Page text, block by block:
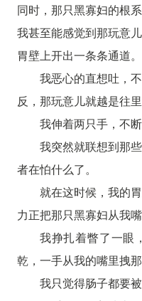
同时，那只黑寡妇的根
我甚至能感觉到那玩意
胃壁上开出一条条通道。
我恶心的直想吐，
反，那玩意儿就越是往里
我伸着两只手，不断
我突然就联想到那
者在怕什么了。
就在这时候，我的
力正把那只黑寡妇从我嘴
我挣扎着瞥了一眼
乾，一手从我的嘴里拽那
我只觉得肠子都要